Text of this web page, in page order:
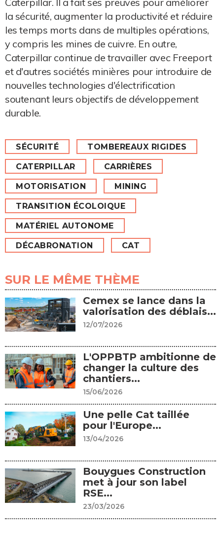
la sécurité, augmenter la productivité et réduire
les temps morts dans de multiples opérations,
y compris les mines de cuivre. En outre,
Caterpillar continue de travailler avec Freeport
et d'autres sociétés minières pour introduire de
nouvelles technologies d'électrification
soutenant leurs objectifs de développement
durable.
SÉCURITÉ TOMBEREAUX RIGIDES
CATERPILLAR CARRIÈRES
MOTORISATION MINING
TRANSITION ÉCOLOIQUE
MATÉRIEL AUTONOME
DÉCABRONATION CAT
SUR LE MÊME THÈME
Cemex se lance dans la
valorisation des déblais...
12/07/2026
L'OPPBTP ambitionne de
changer la culture des
chantiers...
15/06/2026
Une pelle Cat taillée
pour l'Europe...
13/04/2026
Bouygues Construction
met à jour son label
RSE...
23/03/2026